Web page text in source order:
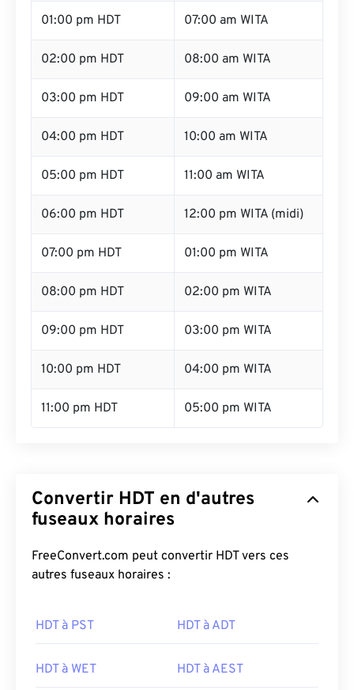
01:00 pm HDT 07:00 am WITA
02:00 pm HDT 08:00 am WITA
03:00 pm HDT 09:00 am WITA
04:00 pm HDT 10:00 am WITA
05:00 pm HDT 11:00 am WITA
06:00 pm HDT 12:00 pm WITA (midi)
07:00 pm HDT 01:00 pm WITA
08:00 pm HDT 02:00 pm WITA
09:00 pm HDT 03:00 pm WITA
10:00 pm HDT 04:00 pm WITA
11:00 pm HDT 05:00 pm WITA
Convertir HDT en d'autres
fuseaux horaires
FreeConvert.com peut convertir HDT vers ces
autres fuseaux horaires :
HDT à PST HDT à ADT
HDT à WET HDT à AEST